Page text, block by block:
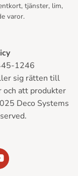
tjänster, lim,
varor.
1246
sig rätten till
och att produkter
Deco Systems